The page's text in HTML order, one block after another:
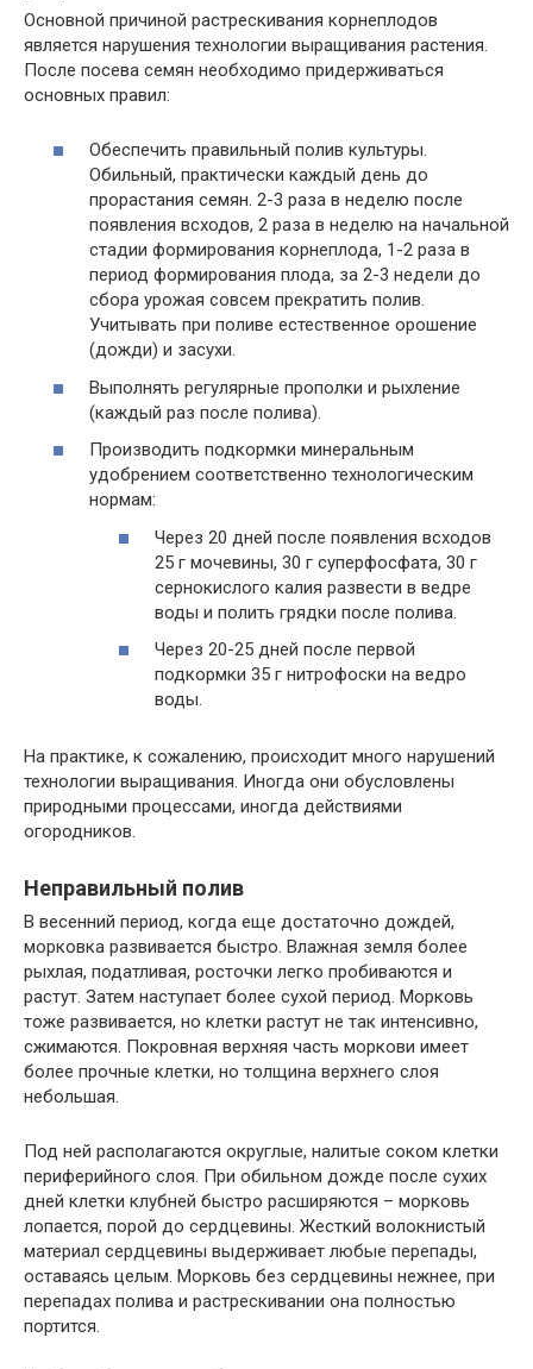
Основной причиной растрескивания корнеплодов
является нарушения технологии выращивания растения.
После посева семян необходимо придерживаться
основных правил:
Обеспечить правильный полив культуры.
Обильный, практически каждый день до
прорастания семян. 2-3 раза в неделю после
появления всходов, 2 раза в неделю на начальной
стадии формирования корнеплода, 1-2 раза в
период формирования плода, за 2-3 недели до
сбора урожая совсем прекратить полив.
Учитывать при поливе естественное орошение
(дожди) и засухи.
Выполнять регулярные прополки и рыхление
(каждый раз после полива).
Производить подкормки минеральным
удобрением соответственно технологическим
нормам:
Через 20 дней после появления всходов
25 г мочевины, 30 г суперфосфата, 30 г
сернокислого калия развести в ведре
воды и полить грядки после полива.
Через 20-25 дней после первой
подкормки 35 г нитрофоски на ведро
воды.
На практике, к сожалению, происходит много нарушений
технологии выращивания. Иногда они обусловлены
природными процессами, иногда действиями
огородников.
Неправильный полив
В весенний период, когда еще достаточно дождей,
морковка развивается быстро. Влажная земля более
рыхлая, податливая, росточки легко пробиваются и
растут. Затем наступает более сухой период. Морковь
тоже развивается, но клетки растут не так интенсивно,
сжимаются. Покровная верхняя часть моркови имеет
более прочные клетки, но толщина верхнего слоя
небольшая.
Под ней располагаются округлые, налитые соком клетки
периферийного слоя. При обильном дожде после сухих
дней клетки клубней быстро расширяются – морковь
лопается, порой до сердцевины. Жесткий волокнистый
материал сердцевины выдерживает любые перепады,
оставаясь целым. Морковь без сердцевины нежнее, при
перепадах полива и растрескивании она полностью
портится.